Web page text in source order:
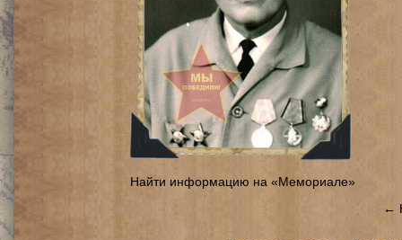
Найти информацию на «Мемориале»
←